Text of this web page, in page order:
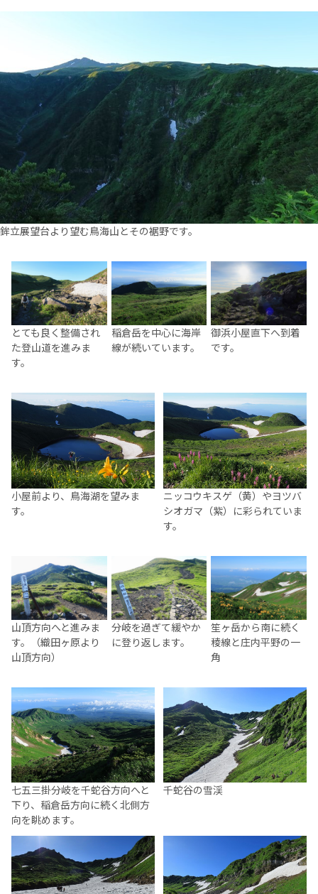
鉾立展望台より望む鳥海山とその裾野です。
とても良く整備され
た登山道を進みま
す。
稲倉岳を中心に海岸
線が続いています。
御浜小屋直下へ到着
です。
小屋前より、鳥海湖を望みま
す。
ニッコウキスゲ（黄）やヨツバ
シオガマ（紫）に彩られていま
す。
山頂方向へと進みま
す。（織田ヶ原より
山頂方向）
分岐を過ぎて緩やか
に登り返します。
笙ヶ岳から南に続く
稜線と庄内平野の一
角
七五三掛分岐を千蛇谷方向へと
下り、稲倉岳方向に続く北側方
向を眺めます。
千蛇谷の雪渓